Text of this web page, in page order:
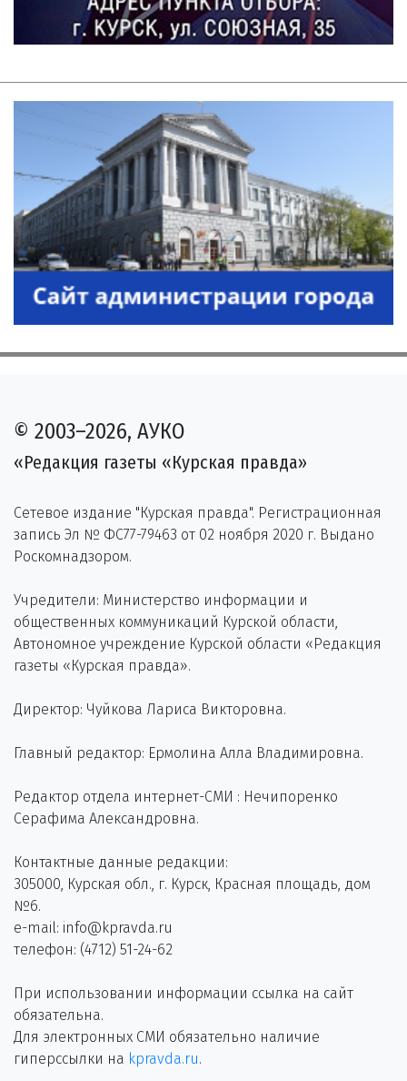
© 2003–2026, АУКО
«Редакция газеты «Курская правда»
Сетевое издание "Курская правда". Регистрационная
запись Эл № ФС77-79463 от 02 ноября 2020 г. Выдано
Роскомнадзором.
Учредители: Министерство информации и
общественных коммуникаций Курской области,
Автономное учреждение Курской области «Редакция
газеты «Курская правда».
Директор: Чуйкова Лариса Викторовна.
Главный редактор: Ермолина Алла Владимировна.
Редактор отдела интернет-СМИ : Нечипоренко
Серафима Александровна.
Контактные данные редакции:
305000, Курская обл., г. Курск, Красная площадь, дом
№6.
e-mail: info@kpravda.ru
телефон: (4712) 51-24-62
При использовании информации ссылка на сайт
обязательна.
Для электронных СМИ обязательно наличие
гиперссылки на kpravda.ru.